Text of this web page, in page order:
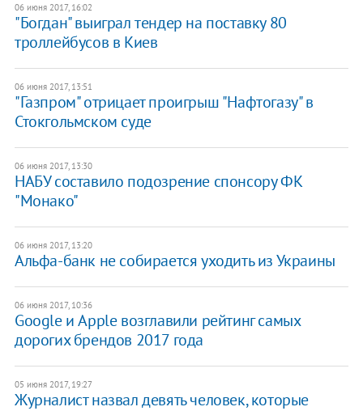
06 июня 2017, 16:02
"Богдан" выиграл тендер на поставку 80
троллейбусов в Киев
06 июня 2017, 13:51
"Газпром" отрицает проигрыш "Нафтогазу" в
Стокгольмском суде
06 июня 2017, 13:30
НАБУ составило подозрение спонсору ФК
"Монако"
06 июня 2017, 13:20
Альфа-банк не собирается уходить из Украины
06 июня 2017, 10:36
​​Google и Apple возглавили рейтинг самых
дорогих брендов 2017 года
05 июня 2017, 19:27
Журналист назвал девять человек, которые